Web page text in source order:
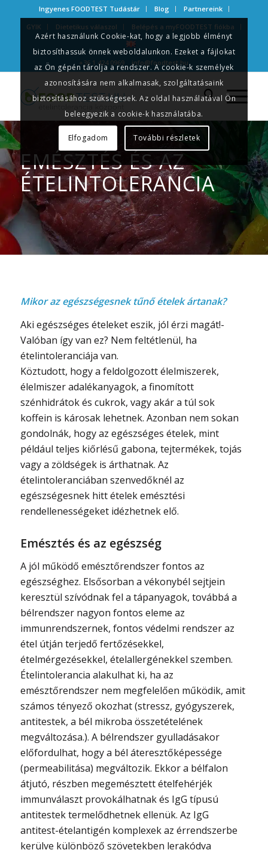
Ingyenes FOODTEST Tudástár Blog
Partnereink
GYIK
Dietetikus válaszol Belépés a myFOODTEST fiókba
+36 1 424 0969 info@foodtest.hu
EMÉSZTÉS ÉS AZ
ÉTELINTOLERANCIA
Mikor az egészségesnek tűnő ételek ártanak?
Aki egészséges ételeket eszik, jól érzi magát!-
Valóban így van ez? Nem feltétlenül, ha
ételintoleranciája van.
Köztudott, hogy a feldolgozott élelmiszerek,
élelmiszer adalékanyagok, a finomított
szénhidrátok és cukrok, vagy akár a túl sok
koffein is károsak lehetnek. Azonban nem sokan
gondolnák, hogy az egészséges ételek, mint
például teljes kiőrlésű gabona, tejtermékek, tojás
vagy a zöldségek is árthatnak. Az
ételintoleranciában szenvedőknél az
egészségesnek hitt ételek emésztési
rendellenességeket idézhetnek elő.
Emésztés és az egészség
A jól működő emésztőrendszer fontos az
egészséghez. Elsősorban a vékonybél sejtjein
keresztül szívódnak fel a tápanyagok, továbbá a
bélrendszer nagyon fontos eleme az
immunrendszernek, fontos védelmi rendszer az
étel útján terjedő fertőzésekkel,
ételmérgezésekkel, ételallergénekkel szemben.
Ételintolerancia alakulhat ki, ha az
emésztőrendszer nem megfelelően működik, amit
számos tényező okozhat (stressz, gyógyszerek,
antitestek, a bél mikroba összetételének
megváltozása.). A bélrendszer gyulladásakor
előfordulhat, hogy a bél áteresztőképessége
(permeabilitása) megváltozik. Ekkor a bélfalon
átjutó, részben megemésztett ételfehérjék
immunválaszt provokálhatnak és IgG típusú
antitestek termelődhetnek ellenük. Az IgG
antitest-ételantigén komplexek az érrendszerbe
kerülve különböző szövetekben lerakódva
Azért használunk Cookie-kat, hogy a legjobb élményt
biztosíthassuk önnek weboldalunkon. Ezeket a fájlokat
az Ön gépén tárolja a rendszer. A cookie-k személyek
azonosítására nem alkalmasak, szolgáltatásaink
biztosításához szükségesek. Az oldal használatával Ön
beleegyezik a cookie-k használatába.
Elfogadom További részletek